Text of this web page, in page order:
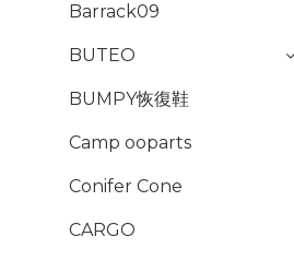
Barrack09
BUTEO
BUMPY恢復鞋
Camp ooparts
Conifer Cone
CARGO